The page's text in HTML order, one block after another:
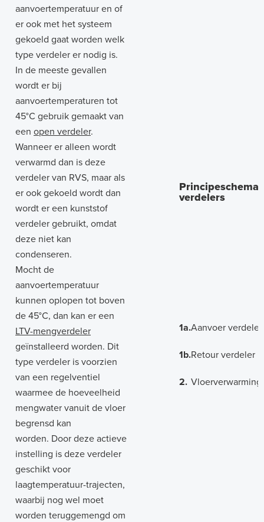
aanvoertemperatuur en of
er ook met het systeem
gekoeld gaat worden welk
type verdeler er nodig is.
In de meeste gevallen
wordt er bij
aanvoertemperaturen tot
45°C gebruik gemaakt van
een open verdeler.
Wanneer er alleen wordt
verwarmd dan is deze
verdeler van RVS, maar als
er ook gekoeld wordt dan
wordt er een kunststof
verdeler gebruikt, omdat
deze niet kan
condenseren.
Mocht de
aanvoertemperatuur
kunnen oplopen tot boven
de 45°C, dan kan er een
LTV-mengverdeler
geïnstalleerd worden. Dit
type verdeler is voorzien
van een regelventiel
waarmee de hoeveelheid
mengwater vanuit de vloer
begrensd kan
worden. Door deze actieve
instelling is deze verdeler
geschikt voor
laagtemperatuur-trajecten,
waarbij nog wel moet
worden teruggemengd om
Principeschema
verdelers
1a.
1b.
2.
Aanvoer verdeler
Retour verdeler